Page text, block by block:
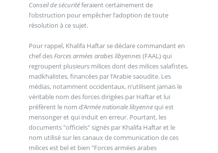
Conseil de sécuritéferaient certainement de
l’obstruction pour empêcher l’adoption de toute
résolution à ce sujet.
Pour rappel, Khalifa Haftar se déclare commandant en
chef desForces armées arabes libyennes (FAAL) qui
regroupent plusieurs milices dont des milices salafistes,
madkhalistes, financées par l’Arabie saoudite. Les
médias, notamment occidentaux, n’utilisent jamais le
véritable nom des forces dirigées par Haftar et lui
préfèrent le nom d’Armée nationale libyennequi est
mensonger et qui induit en erreur. Pourtant, les
documents "officiels" signés par Khalifa Haftar et le
nom utilisé sur les canaux de communication de ces
milices est bel et bien "Forces armées arabes